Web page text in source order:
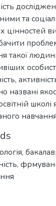
та
цінностей
такої
названі
,
,